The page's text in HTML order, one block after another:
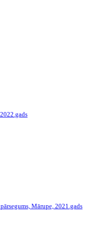
Mārupe, 2021.gads